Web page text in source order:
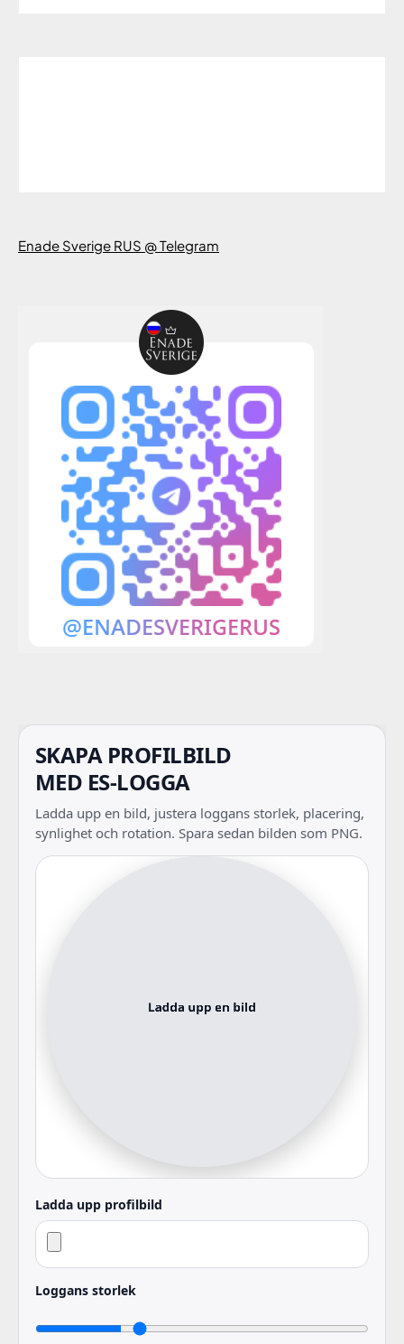
Enade Sverige RUS @ Telegram
SKAPA PROFILBILD
MED ES-LOGGA
Ladda upp en bild, justera loggans storlek, placering,
synlighet och rotation. Spara sedan bilden som PNG.
Ladda upp profilbild
Loggans storlek